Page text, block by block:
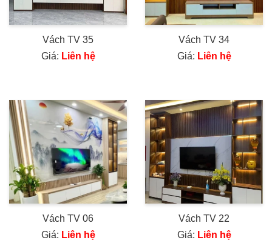
Vách TV 35
Giá: Liên hệ
Vách TV 34
Giá: Liên hệ
Vách TV 06
Giá: Liên hệ
Vách TV 22
Giá: Liên hệ